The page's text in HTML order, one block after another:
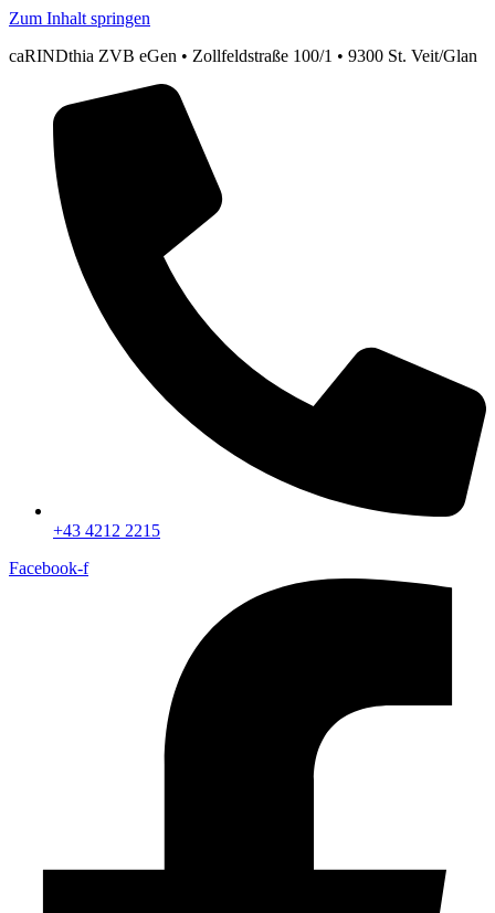
Zum Inhalt springen
caRINDthia ZVB eGen • Zollfeldstraße 100/1 • 9300 St. Veit/Glan
+43 4212 2215
Facebook-f